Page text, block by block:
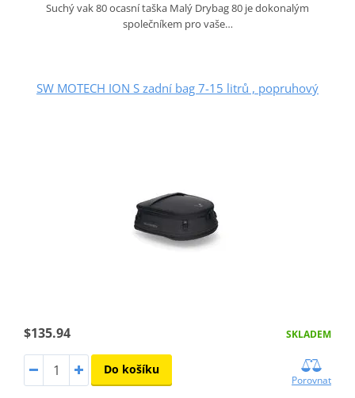
Suchý vak 80 ocasní taška Malý Drybag 80 je dokonalým
společníkem pro vaše…
SW MOTECH ION S zadní bag 7-15 litrů , popruhový
$135.94 SKLADEM
Do košíku
Porovnat